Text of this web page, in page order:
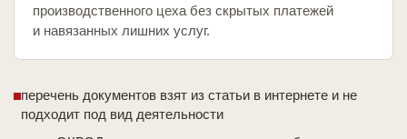
производственного цеха без скрытых платежей
и навязанных лишних услуг.
перечень документов взят из статьи в интернете и не
подходит под вид деятельности